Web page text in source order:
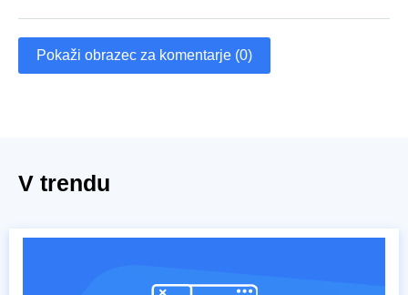
Pokaži obrazec za komentarje (0)
V trendu